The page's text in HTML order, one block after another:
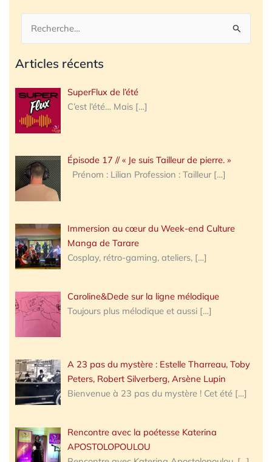
Rechercher :
Articles récents
SuperFlux de l’été
C’est l’été… Mais […]
Épisode 17 // « Je suis Tailleur de pierre. »
Prénom : Lilian Profession : Tailleur […]
Immersion au cœur du Week-end Culture
Manga de Tarare
Cosplay, rétro-gaming, ateliers, […]
Caroline&Dede sur la ligne mélodique
Toujours plus mélodique et aussi […]
A 23 pas du mystère : Estelle Tharreau, Toby
Peters, Robert Silverberg, Arsène Lupin
Bienvenue à 23 pas du mystère ! Cet été […]
Rencontre avec la poétesse Katerina
APOSTOLOPOULOU